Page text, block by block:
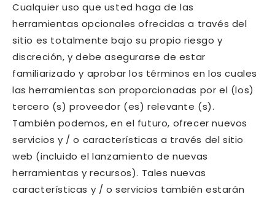
Cualquier uso que usted haga de las
herramientas opcionales ofrecidas a través del
sitio es totalmente bajo su propio riesgo y
discreción, y debe asegurarse de estar
familiarizado y aprobar los términos en los cuales
las herramientas son proporcionadas por el (los)
tercero (s) proveedor (es) relevante (s).
También podemos, en el futuro, ofrecer nuevos
servicios y / o características a través del sitio
web (incluido el lanzamiento de nuevas
herramientas y recursos). Tales nuevas
características y / o servicios también estarán